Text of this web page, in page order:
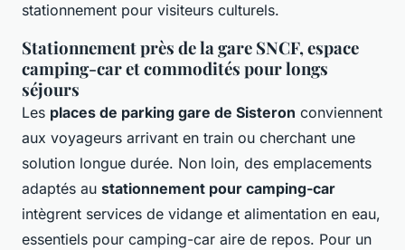
stationnement pour visiteurs culturels.
Stationnement près de la gare SNCF, espace
camping-car et commodités pour longs
séjours
Les places de parking gare de Sisteron conviennent
aux voyageurs arrivant en train ou cherchant une
solution longue durée. Non loin, des emplacements
adaptés au stationnement pour camping-car
intègrent services de vidange et alimentation en eau,
essentiels pour camping-car aire de repos. Pour un